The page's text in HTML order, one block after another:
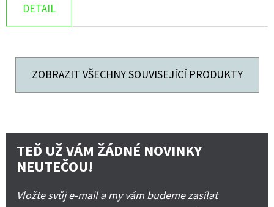
DETAIL
ZOBRAZIT VŠECHNY SOUVISEJÍCÍ PRODUKTY
TEĎ UŽ VÁM ŽÁDNÉ NOVINKY
NEUTEČOU!
Vložte svůj e-mail a my vám budeme zasílat